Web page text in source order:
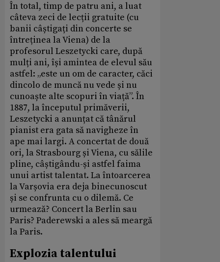
În total, timp de patru ani, a luat
câteva zeci de lecții gratuite (cu
banii câștigați din concerte se
întreținea la Viena) de la
profesorul Leszetycki care, după
mulți ani, își amintea de elevul său
astfel: „este un om de caracter, căci
dincolo de muncă nu vede și nu
cunoaște alte scopuri în viață”. În
1887, la începutul primăverii,
Leszetycki a anunțat că tânărul
pianist era gata să navigheze în
ape mai largi. A concertat de două
ori, la Strasbourg și Viena, cu sălile
pline, câștigându-și astfel faima
unui artist talentat. La întoarcerea
la Varșovia era deja binecunoscut
și se confrunta cu o dilemă. Ce
urmează? Concert la Berlin sau
Paris? Paderewski a ales să meargă
la Paris.
Explozia talentului